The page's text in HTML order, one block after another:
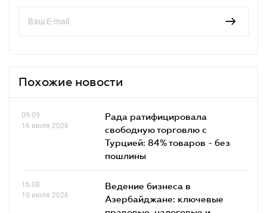
Похожие новости
09.09
16 июля 2026
Рада ратифицировала
свободную торговлю с
Турцией: 84% товаров - без
пошлины
16.08
10 июля 2026
Ведение бизнеса в
Азербайджане: ключевые